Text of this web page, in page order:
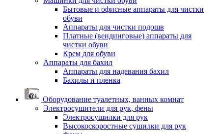
Бытовые и офисные аппараты для чистки
обуви
Аппараты для чистки подошв
Платные (вендинговые) аппараты для
чистки обуви
Крем для обуви
Аппараты для бахил
Аппараты для надевания бахил
Бахилы и пленка
Оборудование туалетных, ванных комнат
Электросушители для рук, фены
Электросушилки для рук
Высокоскоростные сушилки для рук